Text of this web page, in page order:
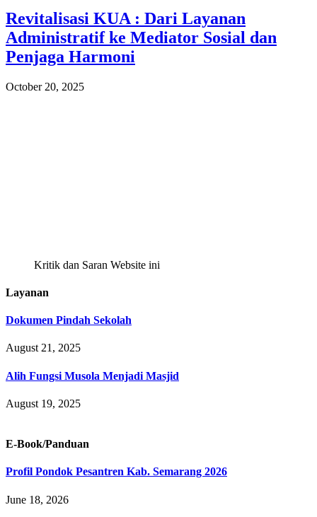
Revitalisasi KUA : Dari Layanan
Administratif ke Mediator Sosial dan
Penjaga Harmoni
October 20, 2025
Kritik dan Saran Website ini
Layanan
Dokumen Pindah Sekolah
August 21, 2025
Alih Fungsi Musola Menjadi Masjid
August 19, 2025
E-Book/Panduan
Profil Pondok Pesantren Kab. Semarang 2026
June 18, 2026